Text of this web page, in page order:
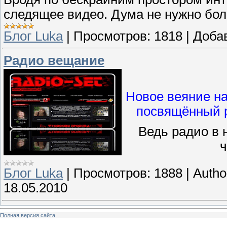
следящее видео. Дума не нужно
Блог Luka| Просмотров: 1818
Радио вещание
Новое веяние
посвящённый
Ведь радио в
Блог Luka| Просмотров: 1888
18.05.2010
Полная версия сайта